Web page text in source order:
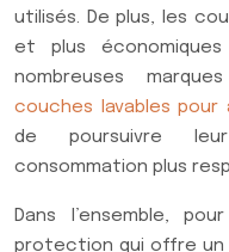
utilisés. De plus, les
et plus
nombreuses
couches lavables pour
de poursuivre
consommation plus
Dans l’ensemble,
protection qui offre